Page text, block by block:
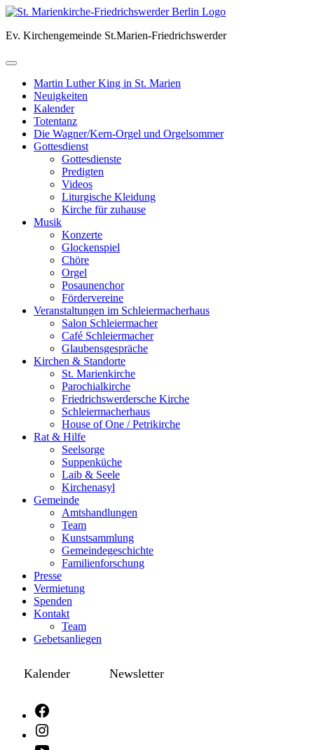
Skip
content
Ev. Kirchengemeinde St.Marien-Friedrichswerder
Martin Luther King in St. Marien
Neuigkeiten
Kalender
Totentanz
Die Wagner/Kern-Orgel und Orgelsommer
Gottesdienst
Gottesdienste
Predigten
Videos
Liturgische Kleidung
Kirche für zuhause
Musik
Konzerte
Glockenspiel
Chöre
Orgel
Posaunenchor
Fördervereine
Veranstaltungen im Schleiermacherhaus
Salon Schleiermacher
Café Schleiermacher
Glaubensgespräche
Kirchen & Standorte
St. Marienkirche
Parochialkirche
Friedrichswerdersche Kirche
Schleiermacherhaus
House of One / Petrikirche
Rat & Hilfe
Seelsorge
Suppenküche
Laib & Seele
Kirchenasyl
Gemeinde
Amtshandlungen
Team
Kunstsammlung
Gemeindegeschichte
Familienforschung
Presse
Vermietung
Spenden
Kontakt
Team
Gebetsanliegen
Kalender Newsletter